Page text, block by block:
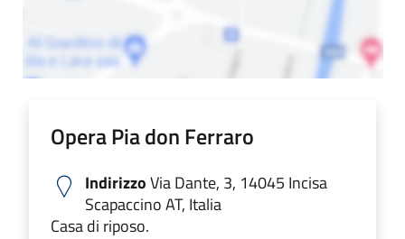
Opera Pia don Ferraro
IndirizzoVia Dante, 3, 14045 Incisa
Scapaccino AT, Italia
Casa di riposo.